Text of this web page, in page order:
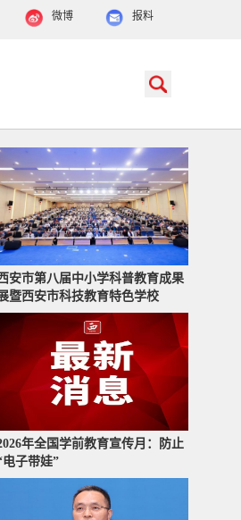
报料
微博
安市第八届中小学科普教育成果
暨西安市科技教育特色学校
年全国学前教育宣传月：防止
电子带娃”